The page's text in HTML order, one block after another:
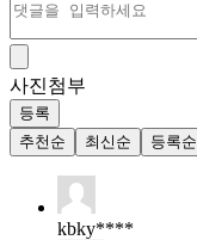
사진첨부
등록
추천순
최신순 등록순
kbky****